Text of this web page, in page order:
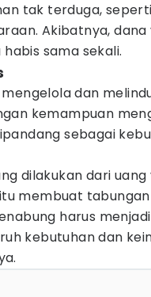
tak terduga,
Akibatnya,
sama sekali.
dan
kemampuan
sebagai
dilakukan dari uang
membuat
harus
kebutuhan dan